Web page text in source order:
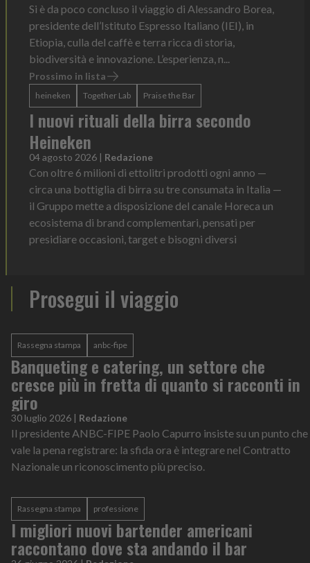
Si è da poco concluso il viaggio di Alessandro Borea,
presidente dell’Istituto Espresso Italiano (IEI), in
Etiopia, culla del caffè e terra ricca di storia,
biodiversità e innovazione. L’esperienza, n...
Prossimo in lista
heineken Together Lab Praise the Bar
I nuovi rituali della birra secondo
Heineken
04 agosto 2026 | Redazione
Con oltre 6 milioni di ettolitri prodotti ogni anno —
circa una bottiglia di birra su tre consumata in Italia —
il Gruppo mette a disposizione del canale Horeca un
ecosistema di brand complementari, pensati per
presidiare occasioni, target e bisogni diversi
Prosegui il viaggio
Rassegna stampa anbc-fipe
Banqueting e catering, un settore che
cresce più in fretta di quanto si racconti in
giro
30 luglio 2026 | Redazione
Il presidente ANBC-FIPE Paolo Capurro insiste su un punto che
vale la pena registrare: la sfida ora è integrare nel Contratto
Nazionale un riconoscimento più preciso.
Rassegna stampa professione
I migliori nuovi bartender americani
raccontano dove sta andando il bar